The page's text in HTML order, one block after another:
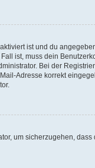
aktiviert ist und du
ist, muss dein
Bei der
Adresse korrekt
um sicherzugehen, dass